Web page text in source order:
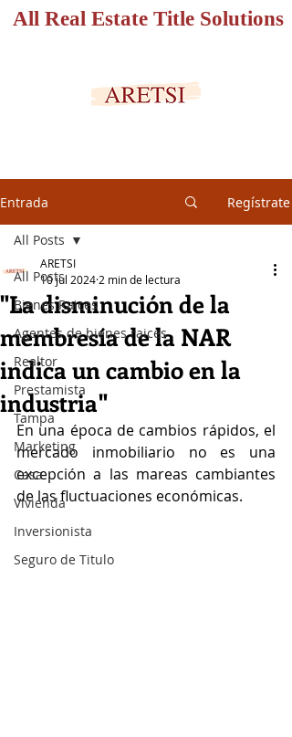
All Real Estate Title Solutions
Entrada Regístrate
All Posts
Bienes Raices
Agentes de bienes raices
Realtor
Prestamista
Tampa
Marketing
Casa
Vivienda
Inversionista
Seguro de Titulo
All Posts
"La disminución de la
membresía de la NAR
indica un cambio en la
industria"
ARETSI
10 jul 2024 2 min de lectura
En una época de cambios rápidos, el
mercado inmobiliario no es una
excepción a las mareas cambiantes
de las fluctuaciones económicas.